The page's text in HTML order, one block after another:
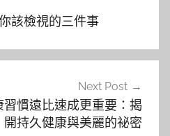
該檢視的三件事
Next Post
慣遠比速成更重要：揭
開持久健康與美麗的祕密